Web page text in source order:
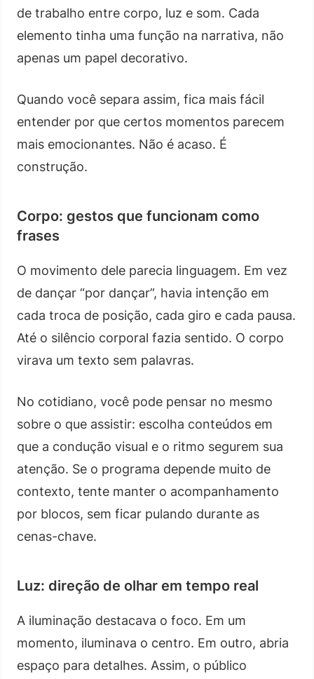
de trabalho entre corpo, luz e som. Cada
elemento tinha uma função na narrativa, não
apenas um papel decorativo.
Quando você separa assim, fica mais fácil
entender por que certos momentos parecem
mais emocionantes. Não é acaso. É
construção.
Corpo: gestos que funcionam como
frases
O movimento dele parecia linguagem. Em vez
de dançar “por dançar”, havia intenção em
cada troca de posição, cada giro e cada pausa.
Até o silêncio corporal fazia sentido. O corpo
virava um texto sem palavras.
No cotidiano, você pode pensar no mesmo
sobre o que assistir: escolha conteúdos em
que a condução visual e o ritmo segurem sua
atenção. Se o programa depende muito de
contexto, tente manter o acompanhamento
por blocos, sem ficar pulando durante as
cenas-chave.
Luz: direção de olhar em tempo real
A iluminação destacava o foco. Em um
momento, iluminava o centro. Em outro, abria
espaço para detalhes. Assim, o público